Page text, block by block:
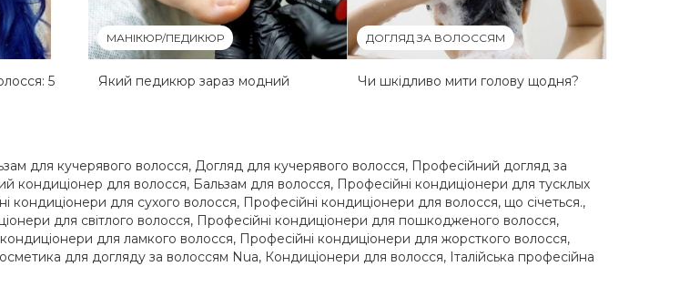
5
МАНІКЮР/ПЕДИКЮР
Який педикюр зараз модний
ДОГЛЯД ЗА ВОЛОССЯМ
Чи шкідливо мити голову щодня?
для кучерявого волосся, Догляд для кучерявого волосся, Професійний догляд за
кондиціонер для волосся, Бальзам для волосся, Професійні кондиціонери для тусклых
кондиціонери для сухого волосся, Професійні кондиціонери для волосся, що січеться.,
для світлого волосся, Професійні кондиціонери для пошкодженого волосся,
для ламкого волосся, Професійні кондиціонери для жорсткого волосся,
для догляду за волоссям Nua, Кондиціонери для волосся, Італійська професійна